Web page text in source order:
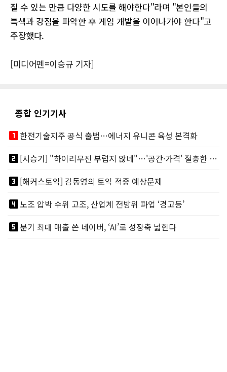
질 수 있는 만큼 다양한 시도를 해야한다"라며 "본인들의
특색과 강점을 파악한 후 게임 개발을 이어나가야 한다"고
주장했다.
[미디어펜=이승규 기자]
종합 인기기사
looks_one한전기술지주 공식 출범…에너지 유니콘 육성 본격화
looks_two
[시승기] "하이리무진 부럽지 않네"…'공간·가격' 절충한 카니발 하이루프
looks_3[해커스토익] 김동영의 토익 적중 예상문제
looks_4노조 압박 수위 고조, 산업계 전방위 파업 ‘경고등’
looks_5분기 최대 매출 쓴 네이버, ‘AI’로 성장축 넓힌다